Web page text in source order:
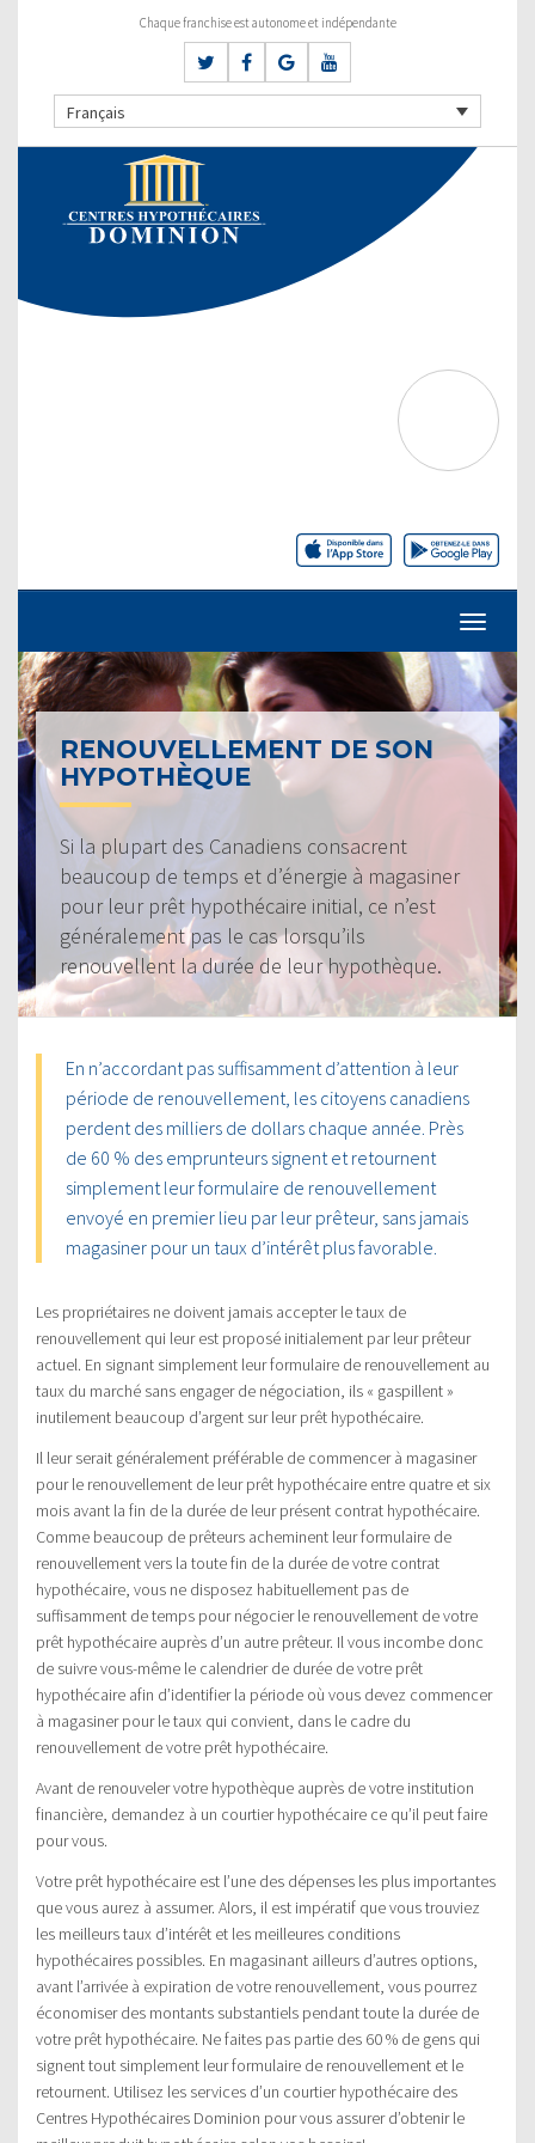
Chaque franchise est autonome et indépendante
Français
RENOUVELLEMENT DE SON
HYPOTHÈQUE
Si la plupart des Canadiens consacrent
beaucoup de temps et d’énergie à magasiner
pour leur prêt hypothécaire initial, ce n’est
généralement pas le cas lorsqu’ils
renouvellent la durée de leur hypothèque.
En n’accordant pas suffisamment d’attention à leur
période de renouvellement, les citoyens canadiens
perdent des milliers de dollars chaque année. Près
de 60 % des emprunteurs signent et retournent
simplement leur formulaire de renouvellement
envoyé en premier lieu par leur prêteur, sans jamais
magasiner pour un taux d’intérêt plus favorable.
Les propriétaires ne doivent jamais accepter le taux de
renouvellement qui leur est proposé initialement par leur prêteur
actuel. En signant simplement leur formulaire de renouvellement au
taux du marché sans engager de négociation, ils « gaspillent »
inutilement beaucoup d’argent sur leur prêt hypothécaire.
Il leur serait généralement préférable de commencer à magasiner
pour le renouvellement de leur prêt hypothécaire entre quatre et six
mois avant la fin de la durée de leur présent contrat hypothécaire.
Comme beaucoup de prêteurs acheminent leur formulaire de
renouvellement vers la toute fin de la durée de votre contrat
hypothécaire, vous ne disposez habituellement pas de
suffisamment de temps pour négocier le renouvellement de votre
prêt hypothécaire auprès d’un autre prêteur. Il vous incombe donc
de suivre vous-même le calendrier de durée de votre prêt
hypothécaire afin d’identifier la période où vous devez commencer
à magasiner pour le taux qui convient, dans le cadre du
renouvellement de votre prêt hypothécaire.
Avant de renouveler votre hypothèque auprès de votre institution
financière, demandez à un courtier hypothécaire ce qu’il peut faire
pour vous.
Votre prêt hypothécaire est l’une des dépenses les plus importantes
que vous aurez à assumer. Alors, il est impératif que vous trouviez
les meilleurs taux d’intérêt et les meilleures conditions
hypothécaires possibles. En magasinant ailleurs d’autres options,
avant l’arrivée à expiration de votre renouvellement, vous pourrez
économiser des montants substantiels pendant toute la durée de
votre prêt hypothécaire. Ne faites pas partie des 60 % de gens qui
signent tout simplement leur formulaire de renouvellement et le
retournent. Utilisez les services d’un courtier hypothécaire des
Centres Hypothécaires Dominion pour vous assurer d’obtenir le